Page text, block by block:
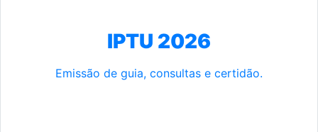
IPTU 2026
Emissão de guia, consultas e certidão.